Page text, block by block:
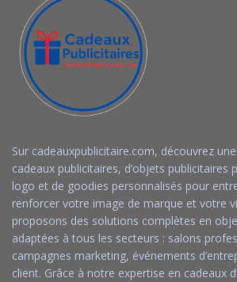
Sur cadeauxpublicitaire.com, découvrez
cadeaux publicitaires, d’objets publicitaires
logo et de goodies personnalisés pour
renforcer votre image de marque et votre
proposons des solutions complètes en
adaptées à tous les secteurs : salons
campagnes marketing, événements
client. Grâce à notre expertise en cadeaux